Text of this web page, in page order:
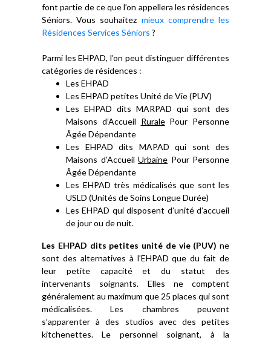
font partie de ce que l’on appellera les résidences
Séniors. Vous souhaitez mieux comprendre les
Résidences Services Séniors ?
Parmi les EHPAD, l’on peut distinguer différentes
catégories de résidences :
Les EHPAD
Les EHPAD petites Unité de Vie (PUV)
Les EHPAD dits MARPAD qui sont des
Maisons d’Accueil RuralePour Personne
Âgée Dépendante
Les EHPAD dits MAPAD qui sont des
Maisons d’Accueil Urbaine Pour Personne
Âgée Dépendante
Les EHPAD très médicalisés que sont les
USLD (Unités de Soins Longue Durée)
Les EHPAD qui disposent d’unité d’accueil
de jour ou de nuit.
Les EHPAD dits petites unité de vie (PUV) ne
sont des alternatives à l’EHPAD que du fait de
leur petite capacité et du statut des
intervenants soignants. Elles ne comptent
généralement au maximum que 25 places qui sont
médicalisées. Les chambres peuvent
s’apparenter à des studios avec des petites
kitchenettes. Le personnel soignant, à la